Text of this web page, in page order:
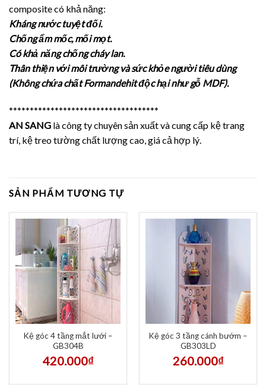
composite có khả năng:
Kháng nước tuyệt đối.
Chống ẩm mốc, mối mọt.
Có khả năng chống cháy lan.
Thân thiện với môi trường và sức khỏe người tiêu dùng
(Không chứa chất Formandehit độc hại như gỗ MDF).
************************************
AN SANG là công ty chuyên sản xuất và cung cấp kệ trang
trí, kệ treo tường chất lượng cao, giá cả hợp lý.
SẢN PHẨM TƯƠNG TỰ
Kệ góc 4 tầng mắt lưới –
GB304B
420.000₫
Kệ góc 3 tầng cánh bướm –
GB303LD
260.000₫